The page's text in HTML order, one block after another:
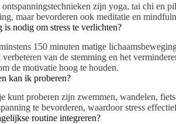
zijn yoga, tai chi en
maar bevorderen ook meditatie en
nodig om stress te verlichten?
150 minuten matige
van de stemming en het
de motivatie hoog te houden.
kan ik proberen?
kunt proberen zijn zwemmen, wandelen,
te bevorderen, waardoor stress
routine integreren?